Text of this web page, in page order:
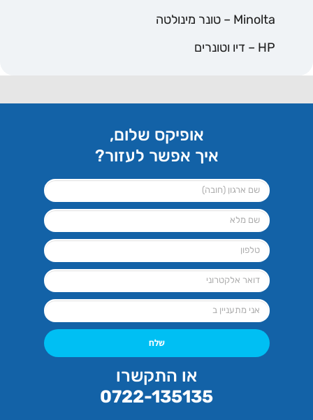
Minolta – טונר מינולטה
HP – דיו וטונרים
אופיקס שלום,
איך אפשר לעזור?
שלח
או התקשרו
0722-135135